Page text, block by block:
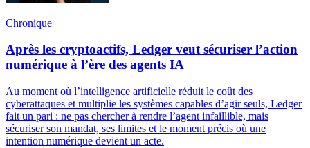
Chronique
Après les cryptoactifs, Ledger veut sécuriser l’action
numérique à l’ère des agents IA
Au moment où l’intelligence artificielle réduit le coût des
cyberattaques et multiplie les systèmes capables d’agir seuls, Ledger
fait un pari : ne pas chercher à rendre l’agent infaillible, mais
sécuriser son mandat, ses limites et le moment précis où une
intention numérique devient un acte.